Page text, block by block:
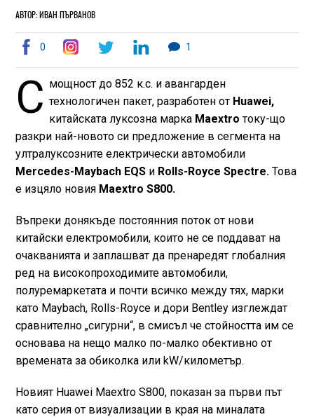
АВТОР: ИВАН ПЪРВАНОВ
0 1
С мощност до 852 к.с. и авангарден
технологичен пакет, разработен от Huawei,
китайската луксозна марка Maextro току-що
разкри най-новото си предложение в сегмента на
ултралуксозните електрически автомобили
Mercedes-Maybach EQSи Rolls-Royce Spectre.Това
е изцяло новияMaextro S800.
Въпреки донякъде постоянния поток от нови
китайски електромобили, които не се поддават на
очакванията и заплашват да пренаредят глобалния
ред на високопроходимите автомобили,
полуремаркетата и почти всичко между тях, марки
като Maybach, Rolls-Royce и дори Bentley изглеждат
сравнително „сигурни“, в смисъл че стойността им се
основава на нещо малко по-малко обективно от
времената за обиколка или kW/километър.
Новият Huawei Maextro S800, показан за първи път
като серия от визуализации в края на миналата